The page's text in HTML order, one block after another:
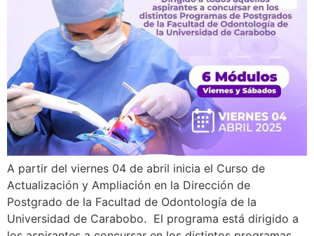
A partir del viernes 04 de abril inicia el Curso de
Actualización y Ampliación en la Dirección de
Postgrado de la Facultad de Odontología de la
Universidad de Carabobo. El programa está dirigido a